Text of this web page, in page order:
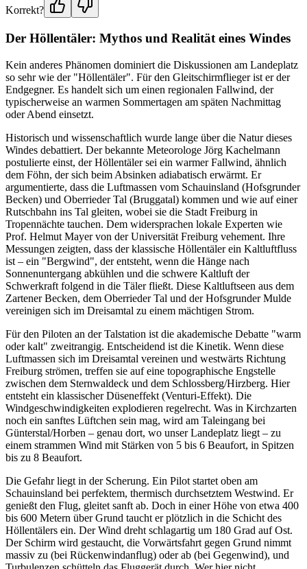
Korrekt?
Der Höllentäler: Mythos und Realität eines Windes
Kein anderes Phänomen dominiert die Diskussionen am Landeplatz
so sehr wie der "Höllentäler". Für den Gleitschirmflieger ist er der
Endgegner. Es handelt sich um einen regionalen Fallwind, der
typischerweise an warmen Sommertagen am späten Nachmittag
oder Abend einsetzt.
Historisch und wissenschaftlich wurde lange über die Natur dieses
Windes debattiert. Der bekannte Meteorologe Jörg Kachelmann
postulierte einst, der Höllentäler sei ein warmer Fallwind, ähnlich
dem Föhn, der sich beim Absinken adiabatisch erwärmt. Er
argumentierte, dass die Luftmassen vom Schauinsland (Hofsgrunder
Becken) und Oberrieder Tal (Bruggatal) kommen und wie auf einer
Rutschbahn ins Tal gleiten, wobei sie die Stadt Freiburg in
Tropennächte tauchen. Dem widersprachen lokale Experten wie
Prof. Helmut Mayer von der Universität Freiburg vehement. Ihre
Messungen zeigten, dass der klassische Höllentäler ein Kaltluftfluss
ist – ein "Bergwind", der entsteht, wenn die Hänge nach
Sonnenuntergang abkühlen und die schwere Kaltluft der
Schwerkraft folgend in die Täler fließt. Diese Kaltluftseen aus dem
Zartener Becken, dem Oberrieder Tal und der Hofsgrunder Mulde
vereinigen sich im Dreisamtal zu einem mächtigen Strom.
Für den Piloten an der Talstation ist die akademische Debatte "warm
oder kalt" zweitrangig. Entscheidend ist die Kinetik. Wenn diese
Luftmassen sich im Dreisamtal vereinen und westwärts Richtung
Freiburg strömen, treffen sie auf eine topographische Engstelle
zwischen dem Sternwaldeck und dem Schlossberg/Hirzberg. Hier
entsteht ein klassischer Düseneffekt (Venturi-Effekt). Die
Windgeschwindigkeiten explodieren regelrecht. Was in Kirchzarten
noch ein sanftes Lüftchen sein mag, wird am Taleingang bei
Günterstal/Horben – genau dort, wo unser Landeplatz liegt – zu
einem strammen Wind mit Stärken von 5 bis 6 Beaufort, in Spitzen
bis zu 8 Beaufort.
Die Gefahr liegt in der Scherung. Ein Pilot startet oben am
Schauinsland bei perfektem, thermisch durchsetztem Westwind. Er
genießt den Flug, gleitet sanft ab. Doch in einer Höhe von etwa 400
bis 600 Metern über Grund taucht er plötzlich in die Schicht des
Höllentälers ein. Der Wind dreht schlagartig um 180 Grad auf Ost.
Der Schirm wird gestaucht, die Vorwärtsfahrt gegen Grund nimmt
massiv zu (bei Rückenwindanflug) oder ab (bei Gegenwind), und